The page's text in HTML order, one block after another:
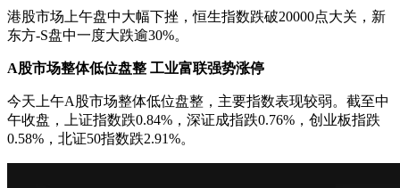
港股市场上午盘中大幅下挫，恒生指数跌破20000点大关，新
东方-S盘中一度大跌逾30%。
A股市场整体低位盘整 工业富联强势涨停
今天上午A股市场整体低位盘整，主要指数表现较弱。截至中
午收盘，上证指数跌0.84%，深证成指跌0.76%，创业板指跌
0.58%，北证50指数跌2.91%。